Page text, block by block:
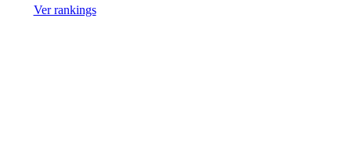
Ver rankings